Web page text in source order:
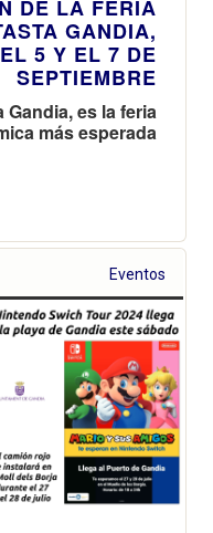
DE LA FERIA
GANDIA,
5 Y EL 7 DE
SEPTIEMBRE
es la feria
más esperada
Eventos